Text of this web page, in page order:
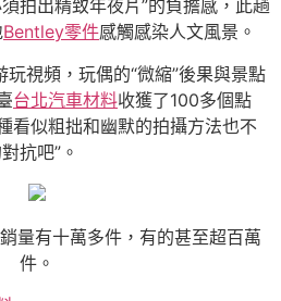
拍出精致年夜片”的負擔感，此趟
Bentley零件感觸感染人文風景。
玩視頻，玩偶的“微縮”後果與景點
台北汽車材料收獲了100多個點
看似粗拙和幽默的拍攝方法也不
抗吧”。
量有十萬多件，有的甚至超百萬
件。